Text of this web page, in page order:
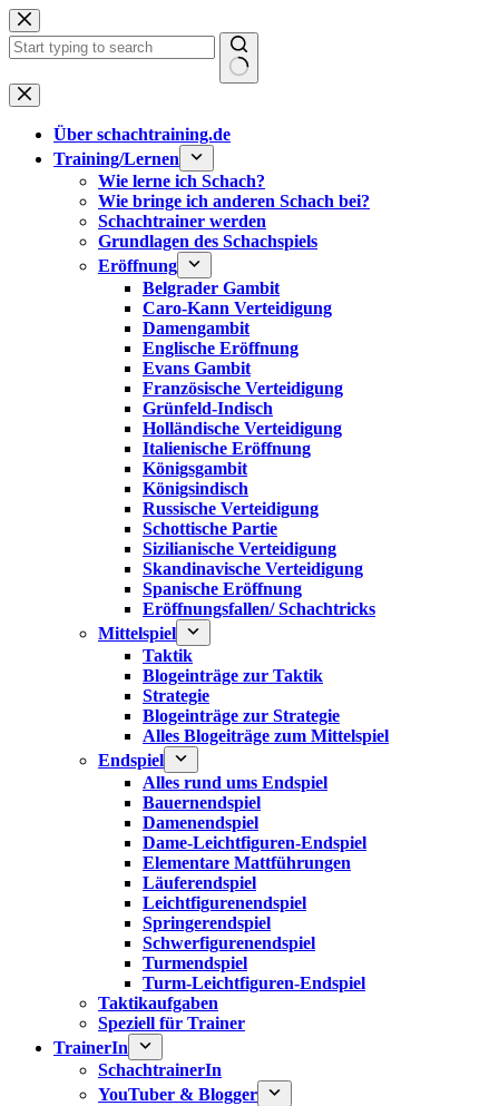
Zum
Inhalt
springen
Keine
Ergebnisse
Über schachtraining.de
Training/Lernen
Wie lerne ich Schach?
Wie bringe ich anderen Schach bei?
Schachtrainer werden
Grundlagen des Schachspiels
Eröffnung
Belgrader Gambit
Caro-Kann Verteidigung
Damengambit
Englische Eröffnung
Evans Gambit
Französische Verteidigung
Grünfeld-Indisch
Holländische Verteidigung
Italienische Eröffnung
Königsgambit
Königsindisch
Russische Verteidigung
Schottische Partie
Sizilianische Verteidigung
Skandinavische Verteidigung
Spanische Eröffnung
Eröffnungsfallen/ Schachtricks
Mittelspiel
Taktik
Blogeinträge zur Taktik
Strategie
Blogeinträge zur Strategie
Alles Blogeiträge zum Mittelspiel
Endspiel
Alles rund ums Endspiel
Bauernendspiel
Damenendspiel
Dame-Leichtfiguren-Endspiel
Elementare Mattführungen
Läuferendspiel
Leichtfigurenendspiel
Springerendspiel
Schwerfigurenendspiel
Turmendspiel
Turm-Leichtfiguren-Endspiel
Taktikaufgaben
Speziell für Trainer
TrainerIn
SchachtrainerIn
YouTuber & Blogger